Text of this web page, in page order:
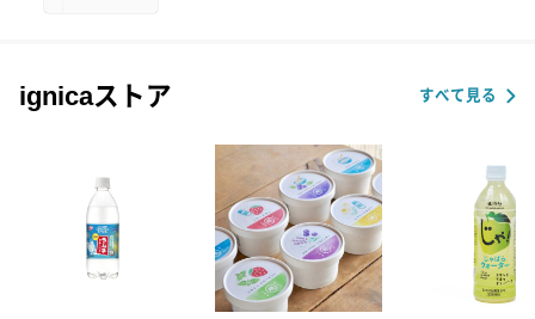
ignicaストア すべて見る